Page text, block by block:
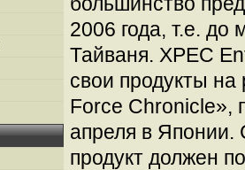
2006 года, т.е.
Тайваня. XPEC
свои продукты
Force Chronicle»,
апреля в Японии.
продукт должен